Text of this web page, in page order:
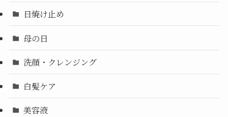
日焼け止め
母の日
洗顔・クレンジング
白髪ケア
美容液